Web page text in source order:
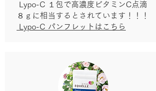
​ Lypo-C １包で高濃度ビタミンC点滴
８ｇに相当するとされています！！！
​ Lypo-C パンフレットはこちら